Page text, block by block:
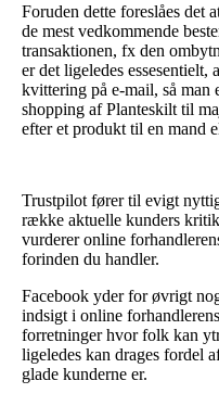
Foruden dette foreslåes det
de mest vedkommende
transaktionen, fx den
er det ligeledes essesentielt,
kvittering på e-mail, så man
shopping af Planteskilt til
efter et produkt til en mand
Trustpilot fører til evigt
række aktuelle kunders
vurderer online
forinden du handler.
Facebook yder for øvrigt
indsigt i online
forretninger hvor folk kan
ligeledes kan drages fordel
glade kunderne er.